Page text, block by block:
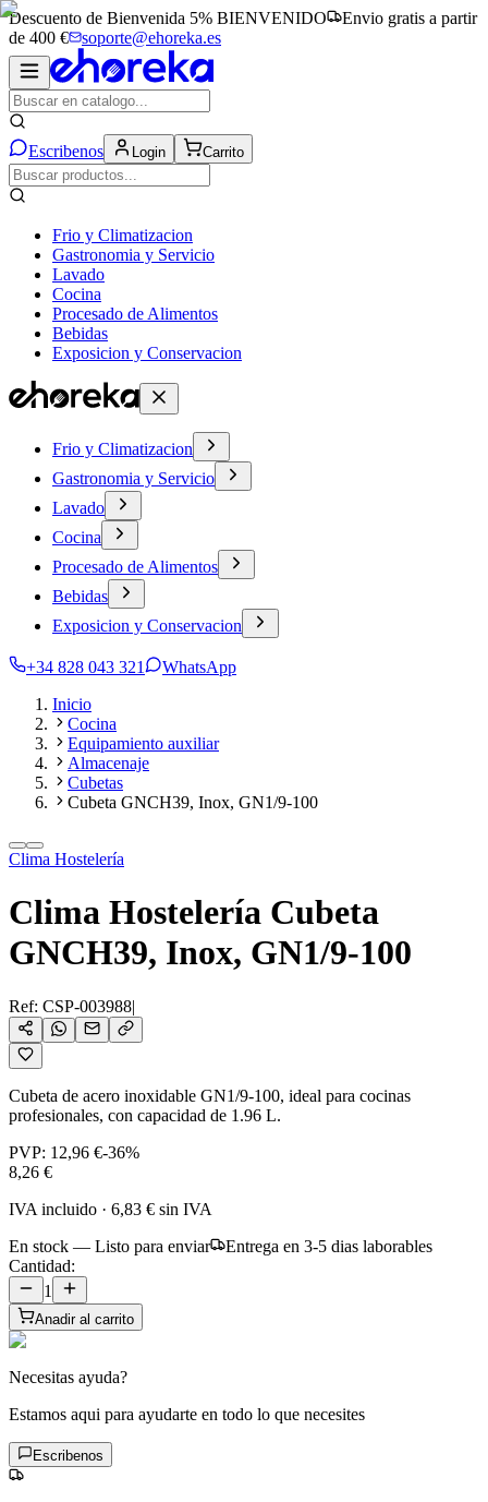
Descuento de Bienvenida 5% BIENVENIDO
Envio gratis a partir
de 400 €
soporte@ehoreka.es
Escribenos Login Carrito
Frio y Climatizacion
Gastronomia y Servicio
Lavado
Cocina
Procesado de Alimentos
Bebidas
Exposicion y Conservacion
Frio y Climatizacion
Gastronomia y Servicio
Lavado
Cocina
Procesado de Alimentos
Bebidas
Exposicion y Conservacion
+34 828 043 321
WhatsApp
Inicio
Cocina
Equipamiento auxiliar
Almacenaje
Cubetas
Cubeta GNCH39, Inox, GN1/9-100
Clima Hostelería
Clima Hostelería Cubeta
GNCH39, Inox, GN1/9-100
Ref: CSP-003988|
Cubeta de acero inoxidable GN1/9-100, ideal para cocinas
profesionales, con capacidad de 1.96 L.
PVP: 12,96 €-36%
8,26 €
IVA incluido · 6,83 € sin IVA
En stock — Listo para enviar
Entrega en 3-5 dias laborables
Cantidad:
1
Anadir al carrito
Necesitas ayuda?
Estamos aqui para ayudarte en todo lo que necesites
Escribenos